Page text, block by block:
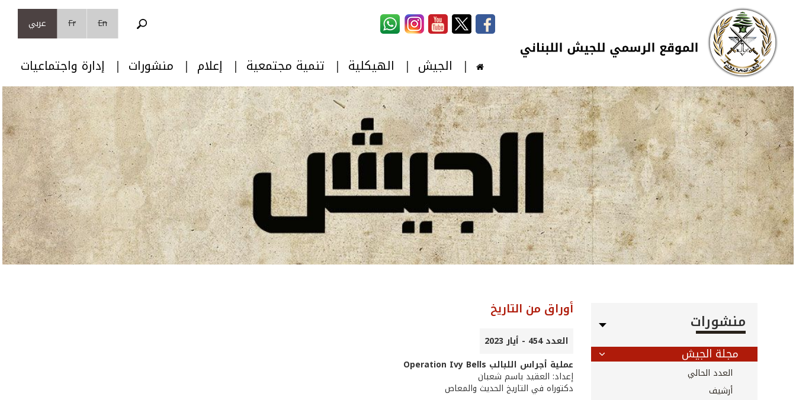
تجاوز إلى المحتوى الرئيسي
Skip to navigation
En
Fr عربي
الجيش الهيكلية تنمية مجتمعية إعلام منشورات إدارة واجتماعيات
منشورات
مجلة الجيش
العدد الحالي
أرشيف
أوراق من التاريخ
العدد 454 - أيار 2023
عملية أجراس اللبالب Operation Ivy Bells
إعداد: العقيد باسم شعبان
دكتوراه في التاريخ الحديث والمعاص